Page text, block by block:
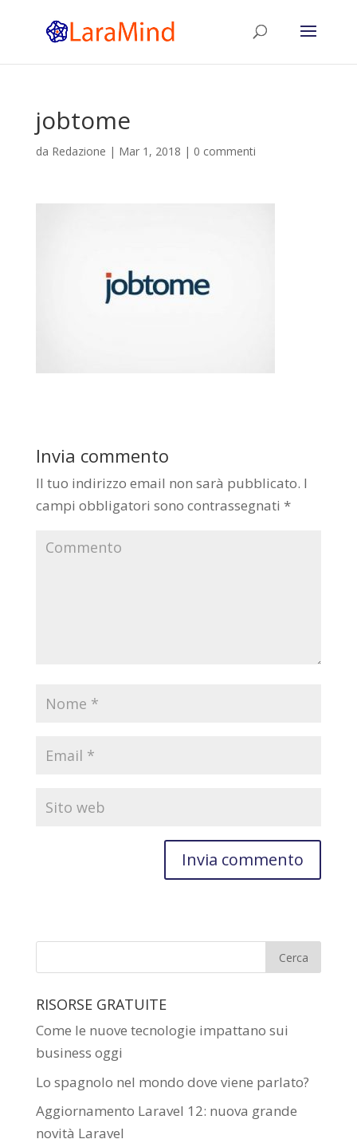
jobtome
da Redazione | Mar 1, 2018 | 0 commenti
Invia commento
Il tuo indirizzo email non sarà pubblicato. I
campi obbligatori sono contrassegnati *
RISORSE GRATUITE
Come le nuove tecnologie impattano sui
business oggi
Lo spagnolo nel mondo dove viene parlato?
Aggiornamento Laravel 12: nuova grande
novità Laravel